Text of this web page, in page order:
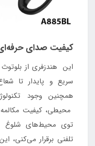
کیفیت صدای
محیطی، کیفیت مکالمه
توی محیط‌های شلوغ
تلفنی برقرار می‌کنی،